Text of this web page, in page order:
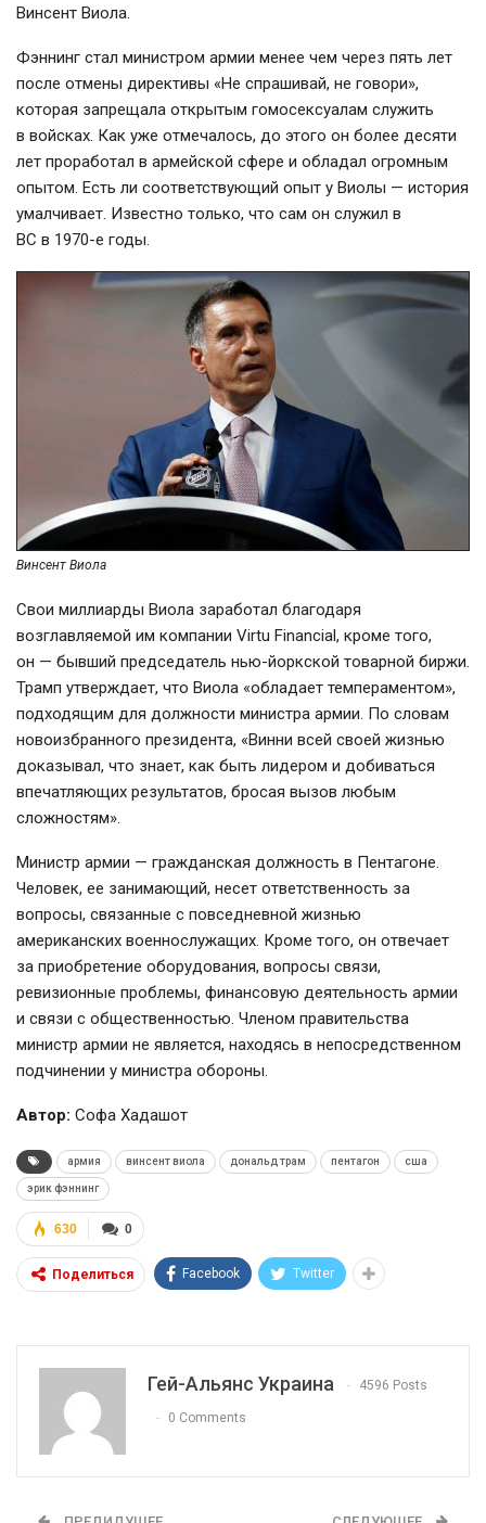
Винсент Виола.
Фэннинг стал министром армии менее чем через пять лет
после отмены директивы «Не спрашивай, не говори»,
которая запрещала открытым гомосексуалам служить
в войсках. Как уже отмечалось, до этого он более десяти
лет проработал в армейской сфере и обладал огромным
опытом. Есть ли соответствующий опыт у Виолы — история
умалчивает. Известно только, что сам он служил в
ВС в 1970-е годы.
Винсент Виола
Свои миллиарды Виола заработал благодаря
возглавляемой им компании Virtu Financial, кроме того,
он — бывший председатель нью-йоркской товарной биржи.
Трамп утверждает, что Виола «обладает темпераментом»,
подходящим для должности министра армии. По словам
новоизбранного президента, «Винни всей своей жизнью
доказывал, что знает, как быть лидером и добиваться
впечатляющих результатов, бросая вызов любым
сложностям».
Министр армии — гражданская должность в Пентагоне.
Человек, ее занимающий, несет ответственность за
вопросы, связанные с повседневной жизнью
американских военнослужащих. Кроме того, он отвечает
за приобретение оборудования, вопросы связи,
ревизионные проблемы, финансовую деятельность армии
и связи с общественностью. Членом правительства
министр армии не является, находясь в непосредственном
подчинении у министра обороны.
Автор: Софа Хадашот
армия винсент виола дональд трам пентагон сша
эрик фэннинг
0
630
Поделиться Facebook Twitter
Гей-Альянс Украина 4596 Posts
0 Comments